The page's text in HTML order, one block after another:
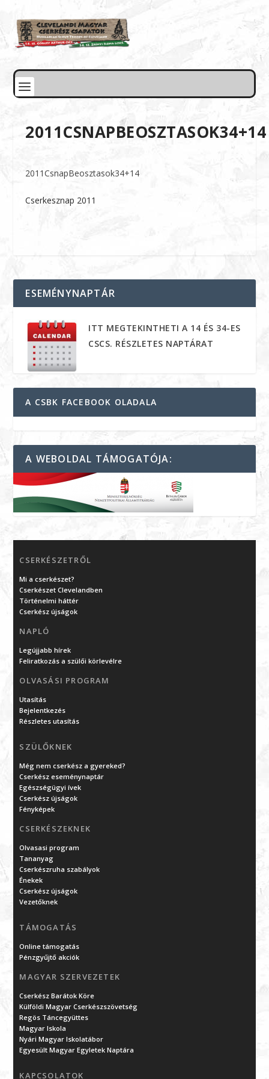
2011CSNAPBEOSZTASOK34+14
2011CsnapBeosztasok34+14
Cserkesznap 2011
ESEMÉNYNAPTÁR
ITT MEGTEKINTHETI A 14 ÉS 34-ES
CSCS. RÉSZLETES NAPTÁRAT
A CSBK FACEBOOK OLADALA
A WEBOLDAL TÁMOGATÓJA:
CSERKÉSZETRŐL
Mi a cserkészet?
Cserkészet Clevelandben
Történelmi háttér
Cserkész újságok
NAPLÓ
Legújjabb hírek
Feliratkozás a szülői körlevélre
OLVASÁSI PROGRAM
Utasítás
Bejelentkezés
Részletes utasítás
SZÜLŐKNEK
Még nem cserkész a gyereked?
Cserkész eseménynaptár
Egészségügyi ívek
Cserkész újságok
Fényképek
CSERKÉSZEKNEK
Olvasasi program
Tananyag
Cserkészruha szabályok
Énekek
Cserkész újságok
Vezetőknek
TÁMOGATÁS
Online támogatás
Pénzgyűjtő akciók
MAGYAR SZERVEZETEK
Cserkész Barátok Köre
Külföldi Magyar Cserkészszövetség
Regös Táncegyüttes
Magyar Iskola
Nyári Magyar Iskolatábor
Egyesült Magyar Egyletek Naptára
KAPCSOLATOK